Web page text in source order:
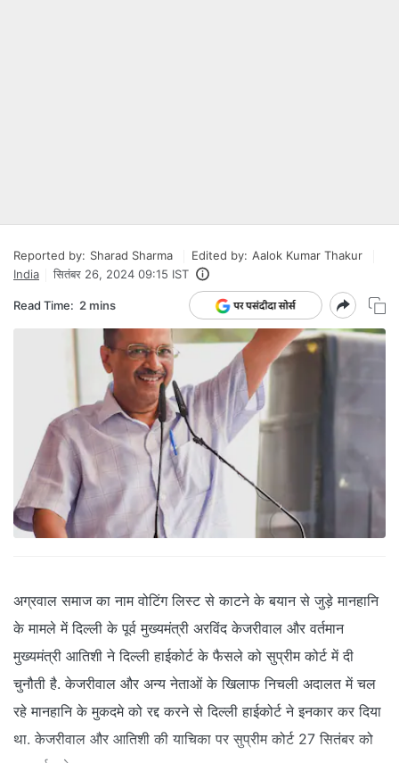
Reported by: Sharad Sharma Edited by: Aalok Kumar Thakur
India
सितंबर 26, 2024 09:15 IST
Read Time: 2 mins
अग्रवाल समाज का नाम वोटिंग लिस्ट से काटने के बयान से जुड़े मानहानि
के मामले में दिल्ली के पूर्व मुख्यमंत्री अरविंद केजरीवाल और वर्तमान
मुख्यमंत्री आतिशी ने दिल्ली हाईकोर्ट के फैसले को सुप्रीम कोर्ट में दी
चुनौती है. केजरीवाल और अन्य नेताओं के खिलाफ निचली अदालत में चल
रहे मानहानि के मुकदमे को रद्द करने से दिल्ली हाईकोर्ट ने इनकार कर दिया
था. केजरीवाल और आतिशी की याचिका पर सुप्रीम कोर्ट 27 सितंबर को